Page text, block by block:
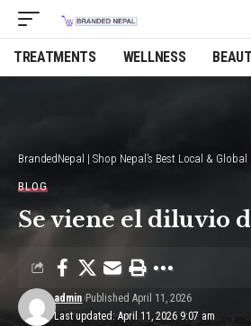
TREATMENTS WELLNESS
BrandedNepal | Shop Nepal’s Best Local &
BLOG
Se viene el diluvio
Last updated: April 11, 2026 9:07 am
admin Published April 11, 2026